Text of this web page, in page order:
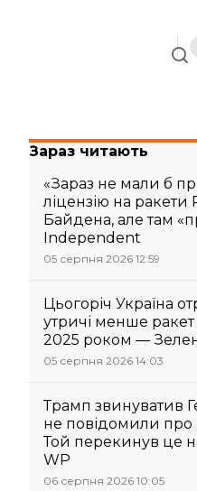
Зараз читають
«Зараз не мали б
ліцензію на ракети
Байдена, але там
Independent
05 серпня 2026 12:59
Цьогоріч Україна
утричі менше
2025 роком —
05 серпня 2026 14:03
Трамп звинуватив
не повідомили
Той перекинув це
WP
06 серпня 2026 10:05